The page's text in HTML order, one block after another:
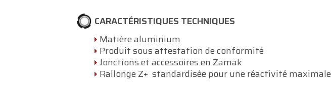
CARACTÉRISTIQUES TECHNIQUES
Matière aluminium
Produit sous attestation de conformité
Jonctions et accessoires en Zamak
Rallonge Z+ standardisée pour une réactivité maximale